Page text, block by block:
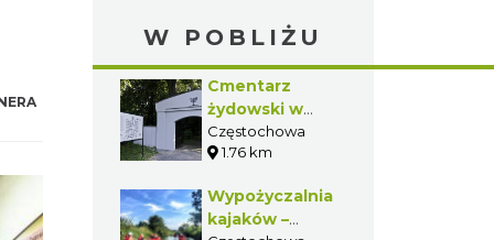
W POBLIŻU
Cmentarz
żydowski w
Częstochowie
Częstochowa
1.76 km
Wypożyczalnia
kajaków –